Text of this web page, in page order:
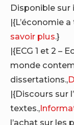
Disponible sur
|{L’économie
savoir plus.}
|{ECG 1 et 2 –
monde
dissertations.,
|{Discours sur
textes.,
l’achat sur les